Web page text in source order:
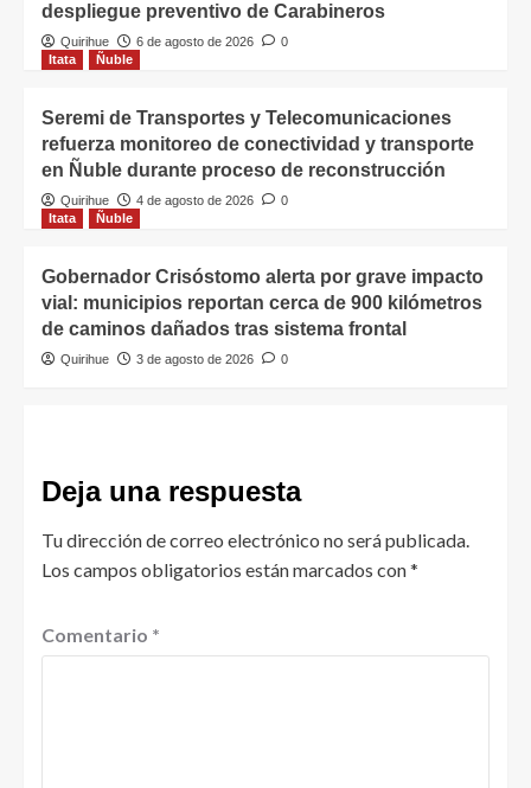
despliegue preventivo de Carabineros
Quirihue 6 de agosto de 2026
0
Itata
Ñuble
Seremi de Transportes y Telecomunicaciones
refuerza monitoreo de conectividad y transporte
en Ñuble durante proceso de reconstrucción
Quirihue 4 de agosto de 2026
0
Itata
Ñuble
Gobernador Crisóstomo alerta por grave impacto
vial: municipios reportan cerca de 900 kilómetros
de caminos dañados tras sistema frontal
Quirihue 3 de agosto de 2026 0
Deja una respuesta
Tu dirección de correo electrónico no será publicada.
Los campos obligatorios están marcados con*
Comentario *